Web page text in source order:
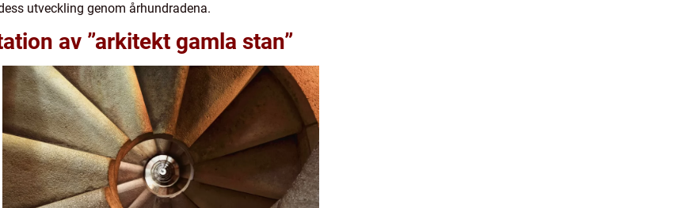
utveckling genom århundradena.
av ”arkitekt gamla stan”